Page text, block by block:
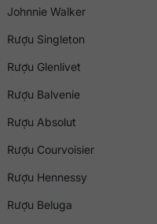
Johnnie Walker
Rượu Singleton
Rượu Glenlivet
Rượu Balvenie
Rượu Absolut
Rượu Courvoisier
Rượu Hennessy
Rượu Beluga